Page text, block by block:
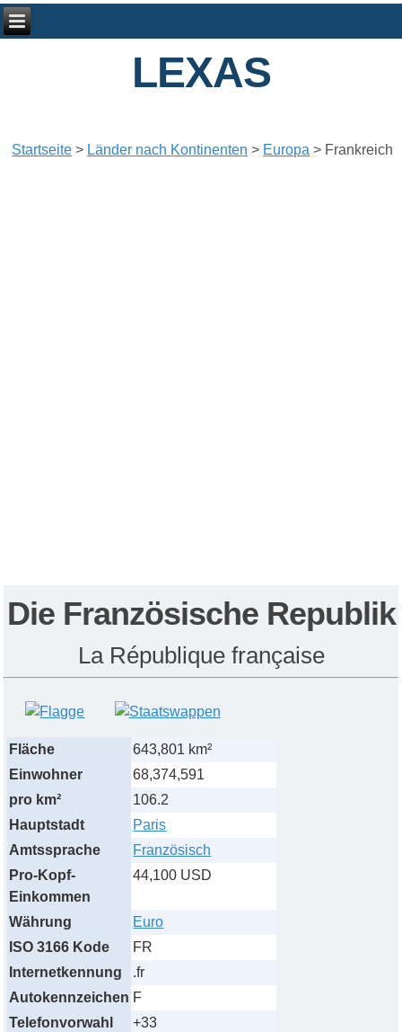
LEXAS
Startseite > Länder nach Kontinenten > Europa > Frankreich
Die Französische Republik
La République française
Fläche
643,801 km²
Einwohner
68,374,591
pro km²
106.2
Hauptstadt
Paris
Amtssprache
Französisch
Pro-Kopf-
Einkommen
44,100 USD
Währung
Euro
ISO 3166 Kode
FR
Internetkennung
.fr
Autokennzeichen F
Telefonvorwahl
+33